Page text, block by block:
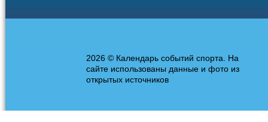
2026 © Календарь событий спорта. На
сайте использованы данные и фото из
открытых источников